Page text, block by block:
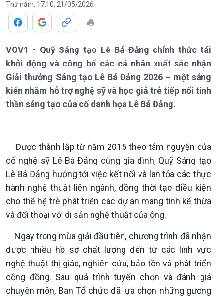
Giới thiệu
Thời sự
Thời sự 6h
Thời sự 12h
Thời sự 21h30
Bản tin
Chuyên mục
Theo dòng Thời sự
Thứ năm, 17:10, 21/05/2026
VOV1 - Quỹ Sáng tạo Lê Bá Đảng chính thức tái
khởi động và công bố các cá nhân xuất sắc nhận
Giải thưởng Sáng tạo Lê Bá Đảng 2026 – một sáng
kiến nhằm hỗ trợ nghệ sỹ và học giả trẻ tiếp nối tinh
thần sáng tạo của cố danh họa Lê Bá Đảng.
Được thành lập từ năm 2015 theo tâm nguyện của
cố nghệ sỹ Lê Bá Đảng cùng gia đình, Quỹ Sáng tạo
Lê Bá Đảng hướng tới việc kết nối và lan tỏa các thực
hành nghệ thuật liên ngành, đồng thời tạo điều kiện
cho thế hệ trẻ phát triển các dự án mang tính kế thừa
và đối thoại với di sản nghệ thuật của ông.
Ngay trong mùa giải đầu tiên, chương trình đã nhận
được nhiều hồ sơ chất lượng đến từ các lĩnh vực
nghệ thuật thị giác, nghiên cứu, bảo tồn và phát triển
cộng đồng. Sau quá trình tuyển chọn và đánh giá
chuyên môn, Ban Tổ chức đã lựa chọn những gương